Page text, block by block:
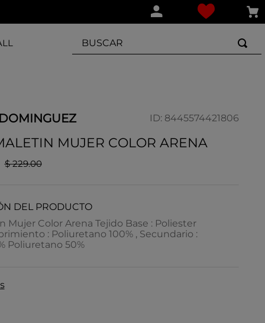
BUSCAR
ID: 8445574421806
MUJER COLOR ARENA
$ 229.00
DEL PRODUCTO
Mujer Color Arena Tejido Base : Poliester
: Poliuretano 100% , Secundario :
Poliuretano 50%